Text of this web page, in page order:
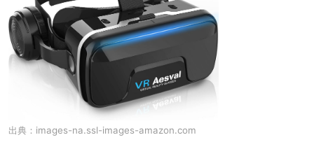
出典： images-na.ssl-images-amazon.com